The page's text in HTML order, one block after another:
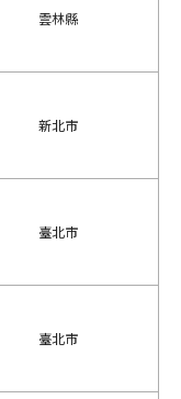
雲林縣
新北市
臺北市
臺北市